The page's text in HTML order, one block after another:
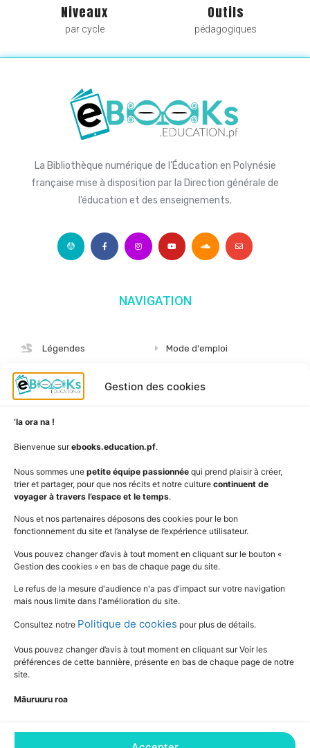
Gestion des cookies
’Ia ora na !
Bienvenue surebooks.education.pf.
Nous sommes une petite équipe passionnée qui prend plaisir à créer,
trier et partager, pour que nos récits et notre culture continuent de
voyager à travers l’espace et le temps.
Nous et nos partenaires déposons des cookies pour le bon
fonctionnement du site et l’analyse de l’expérience utilisateur.
Vous pouvez changer d’avis à tout moment en cliquant sur le bouton «
Gestion des cookies » en bas de chaque page du site.
Le refus de la mesure d'audience n'a pas d'impact sur votre navigation
mais nous limite dans l'amélioration du site.
Consultez notre Politique de cookies pour plus de détails.
Vous pouvez changer d’avis à tout moment en cliquant sur Voir les
préférences de cette bannière, présente en bas de chaque page de notre
site.
Māuruuru roa
Niveaux
par cycle
Outils
pédagogiques
La Bibliothèque numérique de l’Éducation en Polynésie
française mise à disposition par la Direction générale de
l’éducation et des enseignements.
NAVIGATION
Légendes
Albums
Langues
Niveaux
AudioBooks
Outils
Vidéos
Mode d'emploi
Mentions légales
www.education.pf
SUIVEZ L'ACTUALITÉ DE L'ÉDUCATION